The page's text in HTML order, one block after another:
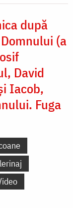
după
(a
David
Iacob,
Fuga